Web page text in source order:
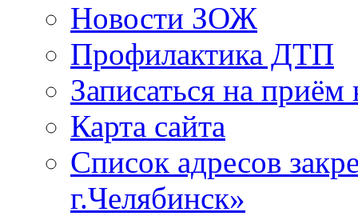
Новости ЗОЖ
Профилактика ДТП
Записаться на приём
Карта сайта
Список адресов
г.Челябинск»